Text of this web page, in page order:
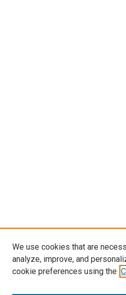
We use cookies that are
analyze, improve, and
cookie preferences using the